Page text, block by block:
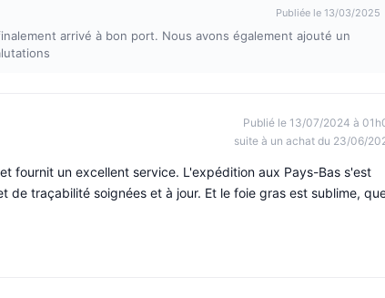
Publiée le 13/03/2025
arrivé à bon port. Nous avons également ajouté un
Publié le 13/07/2024 à
suite à un achat du 23/06/
fournit un excellent service. L'expédition aux Pays-Bas s'est
de traçabilité soignées et à jour. Et le foie gras est sublime,